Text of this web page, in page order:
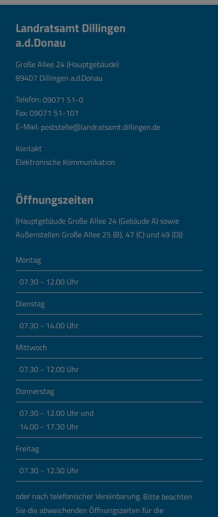
Landratsamt Dillingen
a.d.Donau
Große Allee 24 (Hauptgebäude)
89407 Dillingen a.d.Donau
Telefon:09071 51-0
Fax: 09071 51-101
E-Mail: poststelle@landratsamt.dillingen.de
Kontakt
Elektronische Kommunikation
Öffnungszeiten
(Hauptgebäude Große Allee 24 (Gebäude A) sowie
Außenstellen Große Allee 25 (B), 47 (C) und 49 (D))
Montag
07.30 - 12.00 Uhr
Dienstag
07.30 - 14.00 Uhr
Mittwoch
07.30 - 12.00 Uhr
Donnerstag
07.30 - 12.00 Uhr und
14.00 - 17.30 Uhr
Freitag
07.30 - 12.30 Uhr
oder nach telefonischer Vereinbarung. Bitte beachten
Sie die abweichenden Öffnungszeiten für die